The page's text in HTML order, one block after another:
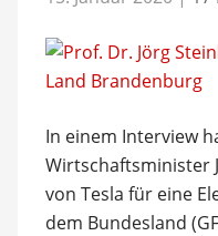
In einem Interview
Wirtschaftsminister
von Tesla für eine
dem Bundesland